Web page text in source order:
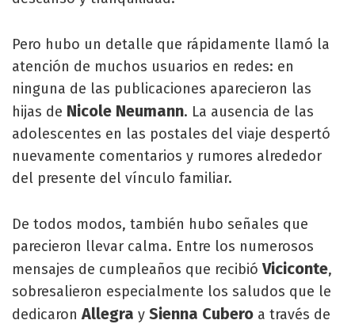
Pero hubo un detalle que rápidamente llamó la
atención de muchos usuarios en redes: en
ninguna de las publicaciones aparecieron las
hijas de Nicole Neumann. La ausencia de las
adolescentes en las postales del viaje despertó
nuevamente comentarios y rumores alrededor
del presente del vínculo familiar.
De todos modos, también hubo señales que
parecieron llevar calma. Entre los numerosos
mensajes de cumpleaños que recibióViciconte,
sobresalieron especialmente los saludos que le
dedicaronAllegra y Sienna Cubero a través de